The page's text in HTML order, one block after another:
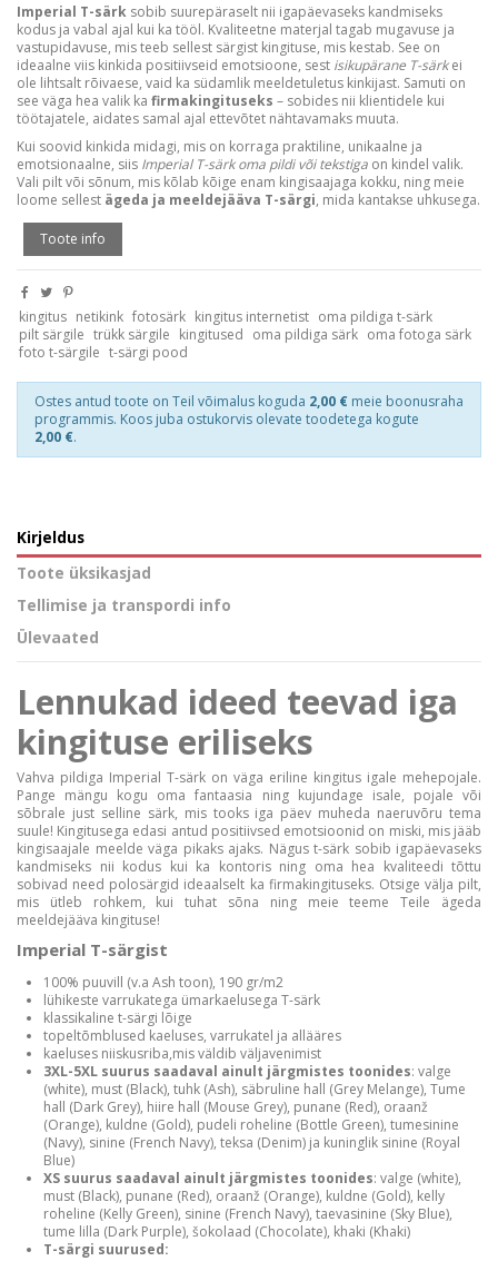
Imperial T-särk sobib suurepäraselt nii igapäevaseks kandmiseks
kodus ja vabal ajal kui ka tööl. Kvaliteetne materjal tagab mugavuse ja
vastupidavuse, mis teeb sellest särgist kingituse, mis kestab. See on
ideaalne viis kinkida positiivseid emotsioone, sest isikupärane T-särkei
ole lihtsalt rõivaese, vaid ka südamlik meeldetuletus kinkijast. Samuti on
see väga hea valik ka firmakingituseks – sobides nii klientidele kui
töötajatele, aidates samal ajal ettevõtet nähtavamaks muuta.
Kui soovid kinkida midagi, mis on korraga praktiline, unikaalne ja
emotsionaalne, siis Imperial T-särk oma pildi või tekstiga on kindel valik.
Vali pilt või sõnum, mis kõlab kõige enam kingisaajaga kokku, ning meie
loome sellest ägeda ja meeldejääva T-särgi, mida kantakse uhkusega.
Toote info
kingitus netikink fotosärk kingitus internetist oma pildiga t-särk
pilt särgile trükk särgile kingitused oma pildiga särk oma fotoga särk
foto t-särgile t-särgi pood
Ostes antud toote on Teil võimalus koguda 2,00 € meie boonusraha
programmis. Koos juba ostukorvis olevate toodetega kogute
2,00 €.
Kirjeldus
Toote üksikasjad
Tellimise ja transpordi info
Ülevaated
Lennukad ideed teevad iga
kingituse eriliseks
Vahva pildiga Imperial T-särk on väga eriline kingitus igale mehepojale.
Pange mängu kogu oma fantaasia ning kujundage isale, pojale või
sõbrale just selline särk, mis tooks iga päev muheda naeruvõru tema
suule! Kingitusega edasi antud positiivsed emotsioonid on miski, mis jääb
kingisaajale meelde väga pikaks ajaks. Nägus t-särk sobib igapäevaseks
kandmiseks nii kodus kui ka kontoris ning oma hea kvaliteedi tõttu
sobivad need polosärgid ideaalselt ka firmakingituseks. Otsige välja pilt,
mis ütleb rohkem, kui tuhat sõna ning meie teeme Teile ägeda
meeldejääva kingituse!
Imperial T-särgist
100% puuvill (v.a Ash toon), 190 gr/m2
lühikeste varrukatega ümarkaelusega T-särk
klassikaline t-särgi lõige
topeltõmblused kaeluses, varrukatel ja allääres
kaeluses niiskusriba,mis väldib väljavenimist
3XL-5XL suurus saadaval ainult järgmistes toonides: valge
(white), must (Black), tuhk (Ash), säbruline hall (Grey Melange), Tume
hall (Dark Grey), hiire hall (Mouse Grey), punane (Red), oraanž
(Orange), kuldne (Gold), pudeli roheline (Bottle Green), tumesinine
(Navy), sinine (French Navy), teksa (Denim) ja kuninglik sinine (Royal
Blue)
XS suurus saadaval ainult järgmistes toonides: valge (white),
must (Black), punane (Red), oraanž (Orange), kuldne (Gold), kelly
roheline (Kelly Green), sinine (French Navy), taevasinine (Sky Blue),
tume lilla (Dark Purple), šokolaad (Chocolate), khaki (Khaki)
T-särgi suurused: